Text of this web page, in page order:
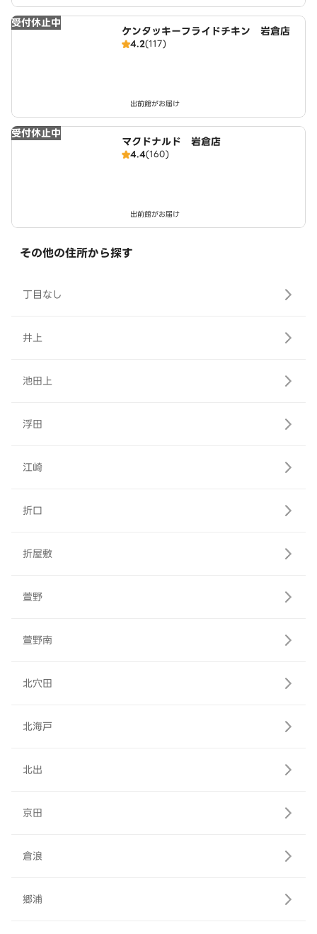
受付休止中
ケンタッキーフライドチキン 岩倉店
4.2(117)
出前館がお届け
受付休止中
マクドナルド 岩倉店
4.4(160)
出前館がお届け
その他の住所から探す
丁目なし
井上
池田上
浮田
江崎
折口
折屋敷
萱野
萱野南
北穴田
北海戸
北出
京田
倉浪
郷浦